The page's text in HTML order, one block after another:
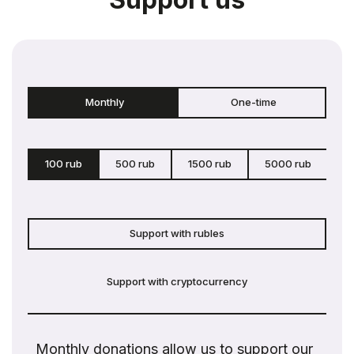
Monthly One-time
100 rub 500 rub 1500 rub 5000 rub
Support with rubles
Support with cryptocurrency
Monthly donations allow us to support our